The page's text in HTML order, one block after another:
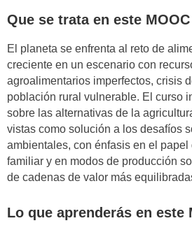
Que se trata en este MOOC
El planeta se enfrenta al reto de
creciente en un escenario con
agroalimentarios imperfectos, crisis
población rural vulnerable. El curso
sobre las alternativas de la
vistas como solución a los desafíos
ambientales, con énfasis en el papel
familiar y en modos de producción
de cadenas de valor más
Lo que aprenderás en este